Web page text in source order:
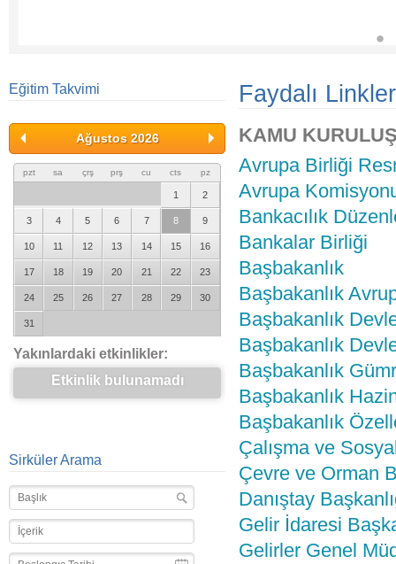
Eğitim Takvimi
Ağustos 2026
pzt sa çrş prş cu cts pz
1 2
3 4 5 6 7 8 9
10 11 12 13 14 15 16
17 18 19 20 21 22 23
24 25 26 27 28 29 30
31
Yakınlardaki etkinlikler:
Etkinlik bulunamadı
Sirküler Arama
Faydalı Linkler
KAMU
Avrupa Birliği
Avrupa
Bankacılık
Bankalar Birliği
Başbakanlık
Başbakanlık
Başbakanlık
Başbakanlık
Başbakanlık
Başbakanlık
Başbakanlık
Çalışma ve
Çevre ve Orman
Danıştay
Gelir İdaresi
Gelirler Genel